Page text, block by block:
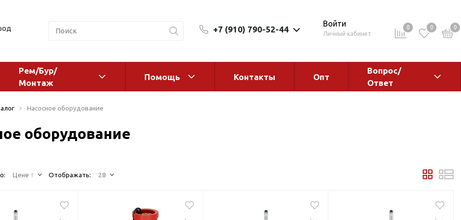
+7 (910) 790-52-44
Войти
Личный кабинет
0 0 0
и адаптеры
Магистральные фильтры
Рем/Бур/
Монтаж
Помощь Контакты Опт
Вопрос/
Ответ
Насосное оборудование
оборудование
Цене ↑ Отображать: 28